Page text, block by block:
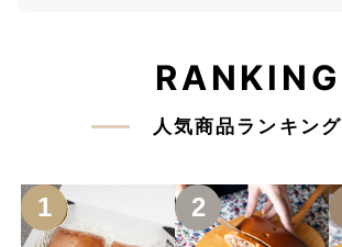
RANKING
人気商品ランキング
1 2